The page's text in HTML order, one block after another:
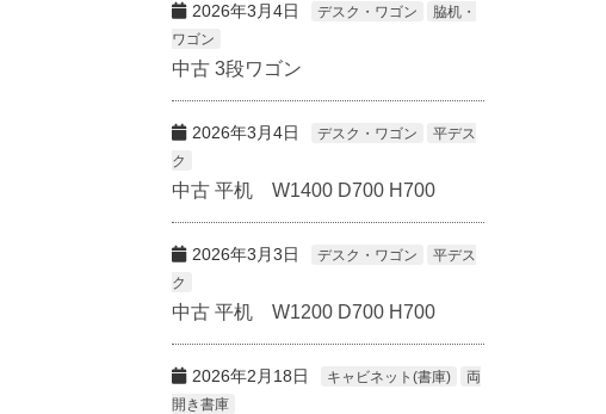
2026年3月4日 デスク・ワゴン
脇机・
ワゴン
中古 3段ワゴン
2026年3月4日 デスク・ワゴン
平デス
ク
中古 平机 W1400 D700 H700
2026年3月3日 デスク・ワゴン
平デス
ク
中古 平机 W1200 D700 H700
2026年2月18日 キャビネット(書庫)
両
開き書庫